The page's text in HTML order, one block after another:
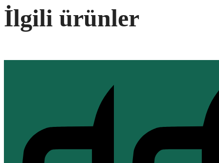
İlgili ürünler